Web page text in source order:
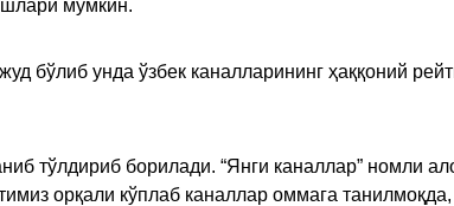
мумкин.
бўлиб унда ўзбек каналларининг ҳаққоний
тўлдириб борилади. “Янги каналлар” номли
орқали кўплаб каналлар оммага